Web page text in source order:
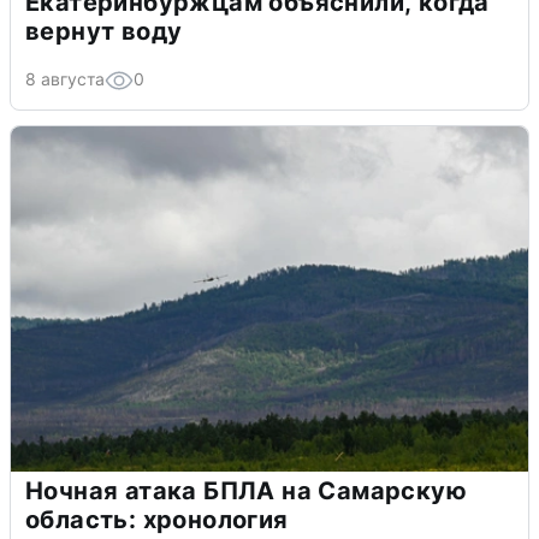
вернут воду
8 августа 0
Ночная атака БПЛА на Самарскую
область: хронология